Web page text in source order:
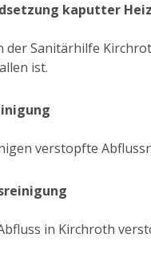
kaputter
der Sanitärhilfe
ist.
verstopfte
in Kirchroth